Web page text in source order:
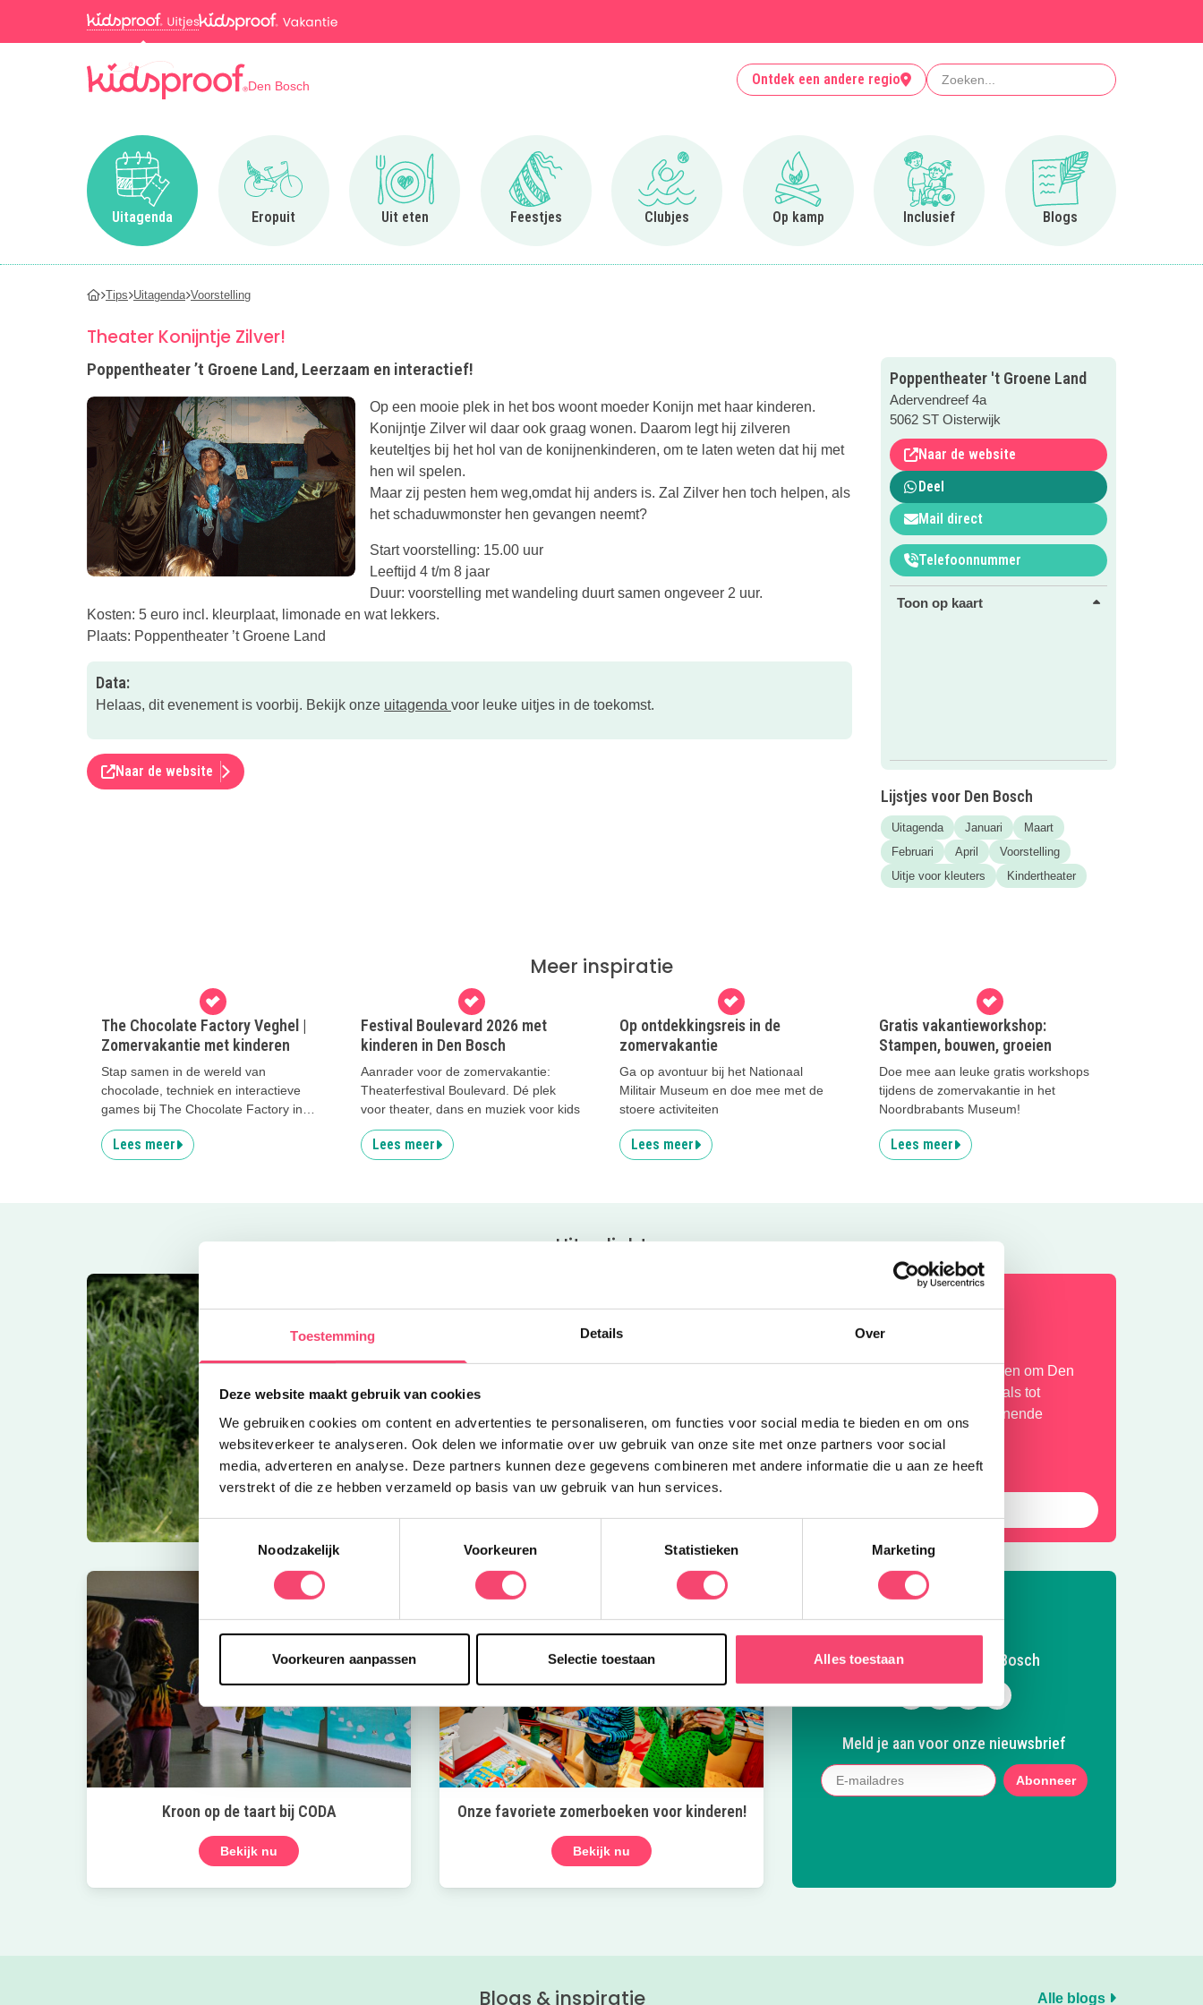
Toestemming Details Over
Deze website maakt gebruik van cookies
We gebruiken cookies om content en advertenties te personaliseren, om functies voor social media te bieden en om ons
websiteverkeer te analyseren. Ook delen we informatie over uw gebruik van onze site met onze partners voor social
media, adverteren en analyse. Deze partners kunnen deze gegevens combineren met andere informatie die u aan ze heeft
verstrekt of die ze hebben verzameld op basis van uw gebruik van hun services.
Toestemmingsselectie
Noodzakelijk
Voorkeuren Statistieken Marketing
Voorkeuren aanpassen Selectie toestaan Alles toestaan
Den Bosch Ontdek een andere regio Zoeken
Uitagenda
Ga naar Uitagenda
Eropuit
Ga naar Eropuit
Uit eten
Ga naar Uit eten
Feestjes
Ga naar Feestjes
Clubjes
Ga naar Clubjes
Op kamp
Ga naar Op kamp
Inclusief
Ga naar Inclusief
Blogs
Ga naar Blogs
Tips Uitagenda Voorstelling
Theater Konijntje Zilver!
Poppentheater ’t Groene Land, Leerzaam en interactief!
Op een mooie plek in het bos woont moeder Konijn met haar kinderen.
Konijntje Zilver wil daar ook graag wonen. Daarom legt hij zilveren
keuteltjes bij het hol van de konijnenkinderen, om te laten weten dat hij met
hen wil spelen.
Maar zij pesten hem weg,omdat hij anders is. Zal Zilver hen toch helpen, als
het schaduwmonster hen gevangen neemt?
Start voorstelling: 15.00 uur
Leeftijd 4 t/m 8 jaar
Duur: voorstelling met wandeling duurt samen ongeveer 2 uur.
Kosten: 5 euro incl. kleurplaat, limonade en wat lekkers.
Plaats: Poppentheater ’t Groene Land
Data:
Helaas, dit evenement is voorbij. Bekijk onze uitagenda voor leuke uitjes in de toekomst.
Naar de website
Poppentheater 't Groene Land
Adervendreef 4a
5062 ST Oisterwijk
Naar de website
Deel
Mail direct
Telefoonnummer
Toon op kaart
Lijstjes voor Den Bosch
Uitagenda Januari
Maart
Februari
April
Voorstelling
Uitje voor kleuters
Kindertheater
Meer inspiratie
The Chocolate Factory Veghel |
Zomervakantie met kinderen
Stap samen in de wereld van
chocolade, techniek en interactieve
games bij The Chocolate Factory in
Veghel
Lees meer
Festival Boulevard 2026 met
kinderen in Den Bosch
Aanrader voor de zomervakantie:
Theaterfestival Boulevard. Dé plek
voor theater, dans en muziek voor kids
Lees meer
Op ontdekkingsreis in de
zomervakantie
Ga op avontuur bij het Nationaal
Militair Museum en doe mee met de
stoere activiteiten
Lees meer
Gratis vakantieworkshop:
Stampen, bouwen, groeien
Doe mee aan leuke gratis workshops
tijdens de zomervakantie in het
Noordbrabants Museum!
Lees meer
Uitgelicht
Ontdek de leukste gezinsuitjes in en om Den
Bosch: van kindvriendelijke festivals tot
verkoelende speeltuinen en spannende
Kroon op de taart bij CODA
Bekijk nu
Onze favoriete zomerboeken voor kinderen!
Bekijk nu
Volg Kidsproof Den Bosch
Volg ons op Facebook
Volg ons op Instagram
Volg ons op Pinterest
Mail ons
Meld je aan voor onze nieuwsbrief
Abonneer
Blogs & inspiratie Alle blogs